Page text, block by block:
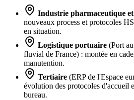
Industrie pharmaceutique
nouveaux process et protocoles
en situation.
Logistique portuaire (Port
fluvial de France) : montée en
manutention.
Tertiaire (ERP de l'Espace
évolution des protocoles d'accueil
bureau.